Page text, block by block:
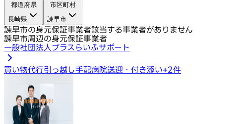
都道府県
長崎県
市区町村
諫早市
諫早市の身元保証事業者該当する事業者がありません
諫早市周辺の身元保証事業者
一般社団法人プラスらいふサポート
買い物代行引っ越し手配病院送迎・付き添い+2件